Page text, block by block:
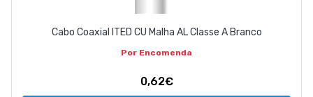
Cabo Coaxial ITED CU Malha AL Classe A Branco
Por Encomenda
0,62€